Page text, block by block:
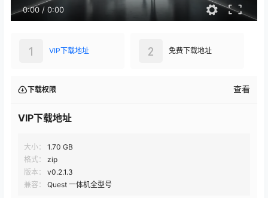
0:00 / 0:00
VIP下载地址
1 免费下载地址
2
下载权限 查看
VIP下载地址
大小：
1.70 GB
格式：
zip
版本：
v0.2.1.3
兼容：
Quest 一体机全型号